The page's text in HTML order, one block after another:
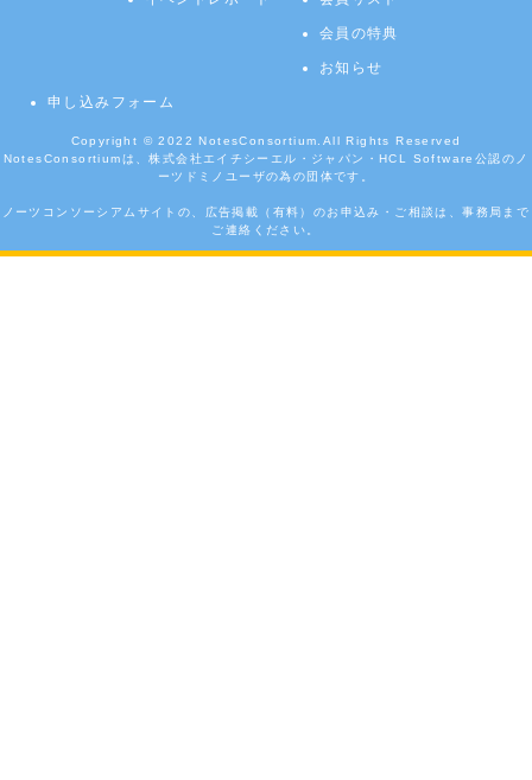
会員の特典
お知らせ
申し込みフォーム
Copyright © 2022NotesConsortium. All Rights Reserved
NotesConsortiumは、株式会社エイチシーエル・ジャパン・HCL Software公認のノ
ーツドミノユーザの為の団体です。
ノーツコンソーシアムサイトの、広告掲載（有料）のお申込み・ご相談は、事務局まで
ご連絡ください。